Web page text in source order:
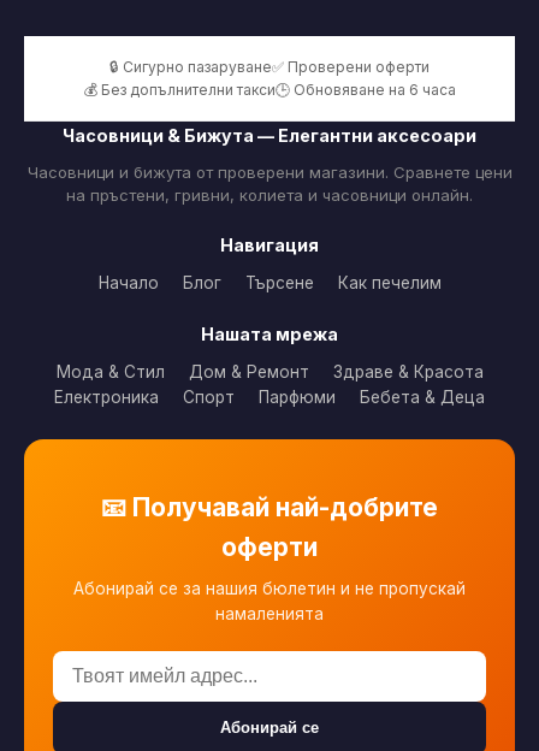
🔒 Сигурно пазаруване✅ Проверени оферти
💰 Без допълнителни такси🕒 Обновяване на 6 часа
Часовници & Бижута — Елегантни аксесоари
Часовници и бижута от проверени магазини. Сравнете цени
на пръстени, гривни, колиета и часовници онлайн.
Навигация
Начало Блог Търсене Как печелим
Нашата мрежа
Мода & Стил Дом & Ремонт
Здраве & Красота
Електроника
Спорт Парфюми Бебета & Деца
📧 Получавай най-добрите
оферти
Абонирай се за нашия бюлетин и не пропускай
намаленията
Абонирай се